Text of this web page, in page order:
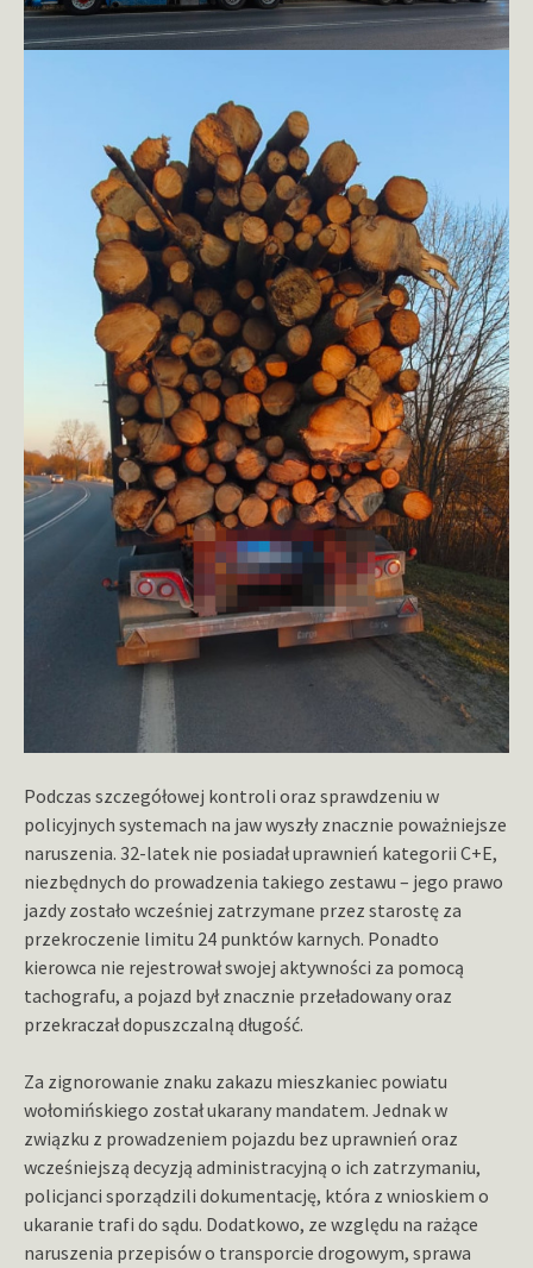
Podczas szczegółowej kontroli oraz sprawdzeniu w
policyjnych systemach na jaw wyszły znacznie poważniejsze
naruszenia. 32-latek nie posiadał uprawnień kategorii C+E,
niezbędnych do prowadzenia takiego zestawu – jego prawo
jazdy zostało wcześniej zatrzymane przez starostę za
przekroczenie limitu 24 punktów karnych. Ponadto
kierowca nie rejestrował swojej aktywności za pomocą
tachografu, a pojazd był znacznie przeładowany oraz
przekraczał dopuszczalną długość.
Za zignorowanie znaku zakazu mieszkaniec powiatu
wołomińskiego został ukarany mandatem. Jednak w
związku z prowadzeniem pojazdu bez uprawnień oraz
wcześniejszą decyzją administracyjną o ich zatrzymaniu,
policjanci sporządzili dokumentację, która z wnioskiem o
ukaranie trafi do sądu. Dodatkowo, ze względu na rażące
naruszenia przepisów o transporcie drogowym, sprawa